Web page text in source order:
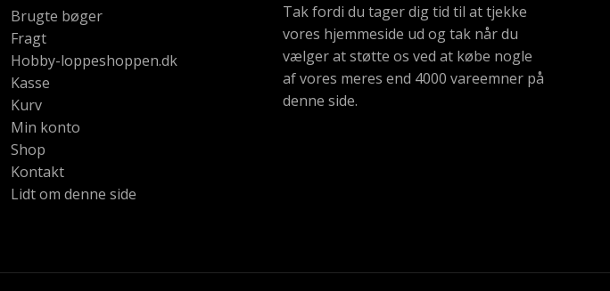
Brugte bøger
Fragt
Hobby-loppeshoppen.dk
Kasse
Kurv
Min konto
Shop
Kontakt
Lidt om denne side
Tak fordi du tager dig tid til at tjekke
vores hjemmeside ud og tak når du
vælger at støtte os ved at købe nogle
af vores meres end 4000 vareemner på
denne side.